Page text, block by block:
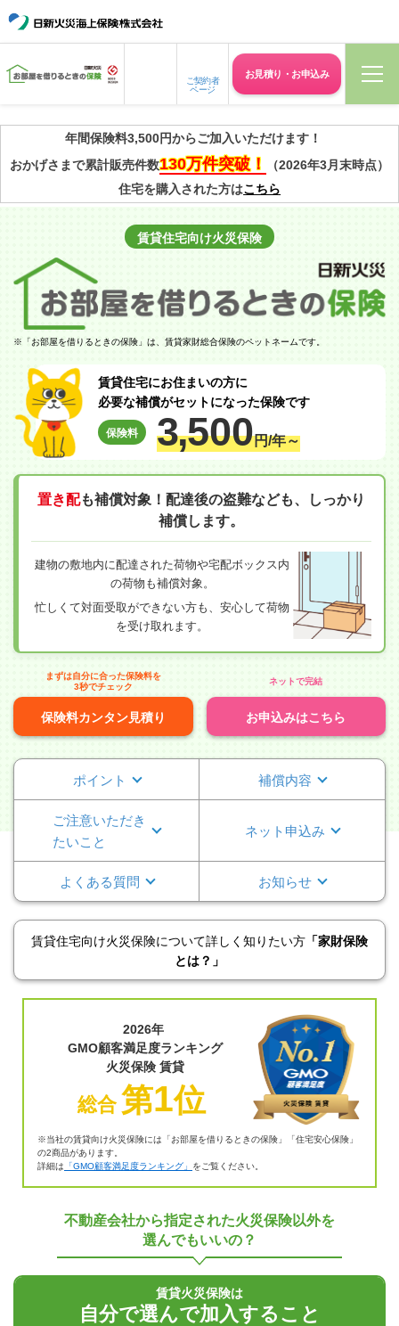
ご契約者
ページ
お見積り・ お申込み
年間保険料3,500円からご加入いただけます！
おかげさまで累計販売件数130万件突破！
（2026年3月末時点）
住宅を購入された方はこちら
賃貸住宅向け火災保険
※ 「お部屋を借りるときの保険」は、賃貸家財総合保険のペットネームです。
賃貸住宅にお住まいの方に
必要な補償がセットになった保険です
保険料 3,500円/年～
置き配も補償対象！配達後の盗難なども、しっかり
補償します。
建物の敷地内に配達された荷物や宅配ボックス内
の荷物も補償対象。
忙しくて対面受取ができない方も、安心して荷物
を受け取れます。
まずは自分に合った保険料を
3秒でチェック
保険料カンタン見積り
ネットで完結
お申込みはこちら
ポイント 補償内容
ご注意いただき
たいこと
ネット申込み
よくある質問 お知らせ
賃貸住宅向け火災保険について詳しく知りたい方 「家財保険
とは？」
2026年
GMO顧客満足度ランキング
火災保険 賃貸
総合 第1位
※当社の賃貸向け火災保険には「お部屋を借りるときの保険」「住宅安心保険」
の2商品があります。
詳細は 「GMO顧客満足度ランキング」 をご覧ください。
不動産会社から指定された火災保険以外を
選んでもいいの？
賃貸火災保険は
自分で選んで加入すること